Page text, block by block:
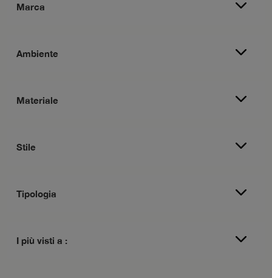
Marca
Ambiente
Materiale
Stile
Tipologia
I più visti a :